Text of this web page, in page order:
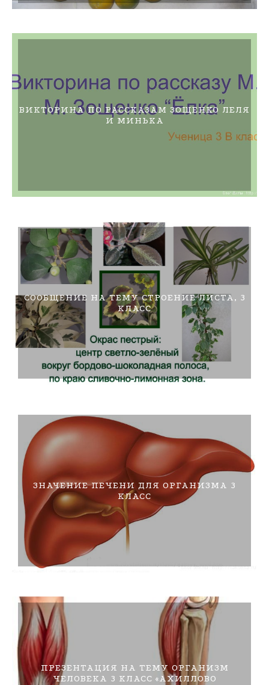
ВИКТОРИНА ПО РАССКАЗАМ ЗОЩЕНКО ЛЕЛЯ
И МИНЬКА
СООБЩЕНИЕ НА ТЕМУ СТРОЕНИЕ ЛИСТА, 3
КЛАСС
ЗНАЧЕНИЕ ПЕЧЕНИ ДЛЯ ОРГАНИЗМА 3
КЛАСС
ПРЕЗЕНТАЦИЯ НА ТЕМУ ОРГАНИЗМ
ЧЕЛОВЕКА 3 КЛАСС «АХИЛЛОВО